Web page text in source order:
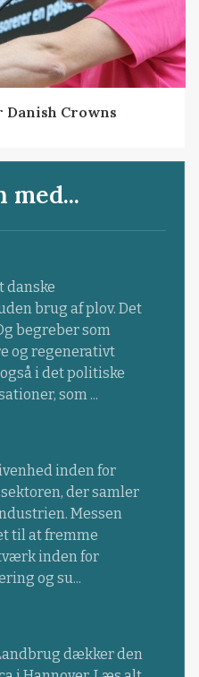
Crowns
med...
danske
brug af plov. Det
begreber som
og regenerativt
i det politiske
som ...
inden for
der samler
Messen
til at fremme
inden for
og su...
dækker den